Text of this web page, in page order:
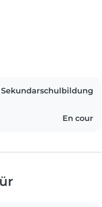
Sekundarschulbildung
En cour